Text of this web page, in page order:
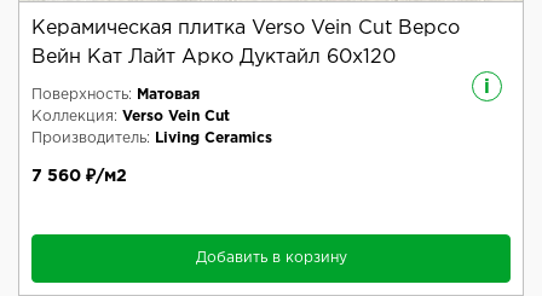
Керамическая плитка Verso Vein Cut Версо
Вейн Кат Лайт Арко Дуктайл 60x120
i
Поверхность:
Матовая
Коллекция: Verso Vein Cut
Производитель:
Living Ceramics
7 560 ₽/м2
Добавить в корзину